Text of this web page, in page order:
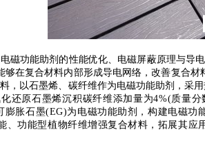
磁功能助剂的性能优化、电磁屏蔽原理与
在复合材料内部形成导电网络，改善复合
，以石墨烯、碳纤维作为电磁功能助剂，采用
还原石墨烯沉积碳纤维添加量为4%(质量
膨胀石墨(EG)为电磁功能助剂，构建电磁功
、功能型植物纤维增强复合材料，拓展其应